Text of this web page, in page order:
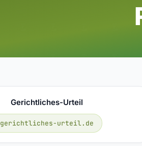
Gerichtliches-Urteil
gerichtliches-urteil.de